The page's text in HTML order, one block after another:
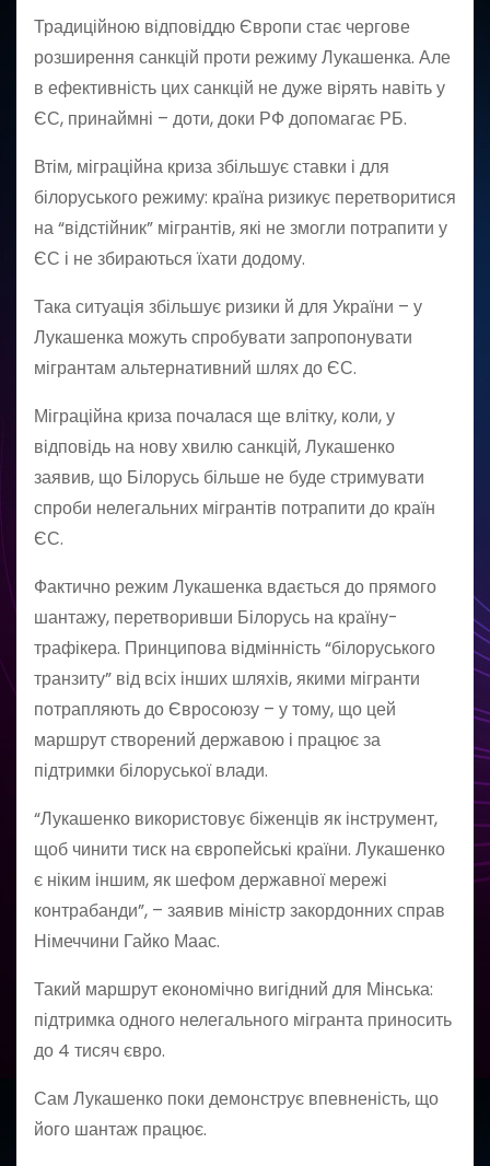
Традиційною відповіддю Європи стає чергове
розширення санкцій проти режиму Лукашенка. Але
в ефективність цих санкцій не дуже вірять навіть у
ЄС, принаймні – доти, доки РФ допомагає РБ.
Втім, міграційна криза збільшує ставки і для
білоруського режиму: країна ризикує перетворитися
на “відстійник” мігрантів, які не змогли потрапити у
ЄС і не збираються їхати додому.
Така ситуація збільшує ризики й для України – у
Лукашенка можуть спробувати запропонувати
мігрантам альтернативний шлях до ЄС.
Міграційна криза почалася ще влітку, коли, у
відповідь на нову хвилю санкцій, Лукашенко
заявив, що Білорусь більше не буде стримувати
спроби нелегальних мігрантів потрапити до країн
ЄС.
Фактично режим Лукашенка вдається до прямого
шантажу, перетворивши Білорусь на країну-
трафікера. Принципова відмінність “білоруського
транзиту” від всіх інших шляхів, якими мігранти
потрапляють до Євросоюзу – у тому, що цей
маршрут створений державою і працює за
підтримки білоруської влади.
“Лукашенко використовує біженців як інструмент,
щоб чинити тиск на європейські країни. Лукашенко
є ніким іншим, як шефом державної мережі
контрабанди”, – заявив міністр закордонних справ
Німеччини Гайко Маас.
Такий маршрут економічно вигідний для Мінська:
підтримка одного нелегального мігранта приносить
до 4 тисяч євро.
Сам Лукашенко поки демонструє впевненість, що
його шантаж працює.